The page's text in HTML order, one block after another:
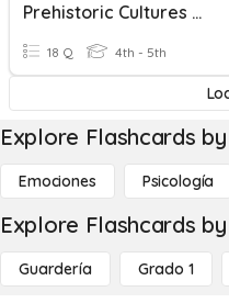
Prehistoric Cultures Of Tennessee
18 Q 4th - 5th
Explore Flashcards
Emociones Psicología
Explore Flashcards
Guardería Grado 1